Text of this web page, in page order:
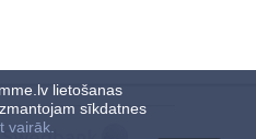
lietošanas
sīkdatnes
vairāk.